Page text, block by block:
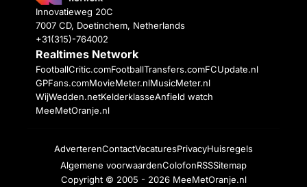
Innovatieweg 20C
7007 CD, Doetinchem, Netherlands
+31(315)-764002
Realtimes Network
FootballCritic.comFootballTransfers.comFCUpdate.nl
GPFans.comMovieMeter.nlMusicMeter.nl
WijWedden.netKelderklasseAnfield watch
MeeMetOranje.nl
AdverterenContactVacaturesPrivacyHuisregels
Algemene voorwaardenColofonRSSSitemap
Copyright © 2005 - 2026 MeeMetOranje.nl